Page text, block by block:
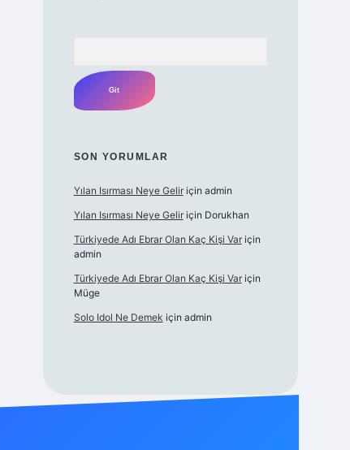
SON YORUMLAR
Yılan Isırması Neye Geliriçin admin
Yılan Isırması Neye Geliriçin Dorukhan
Türkiyede Adı Ebrar Olan Kaç Kişi Variçin
admin
Türkiyede Adı Ebrar Olan Kaç Kişi Variçin
Müge
Solo Idol Ne Demek için admin